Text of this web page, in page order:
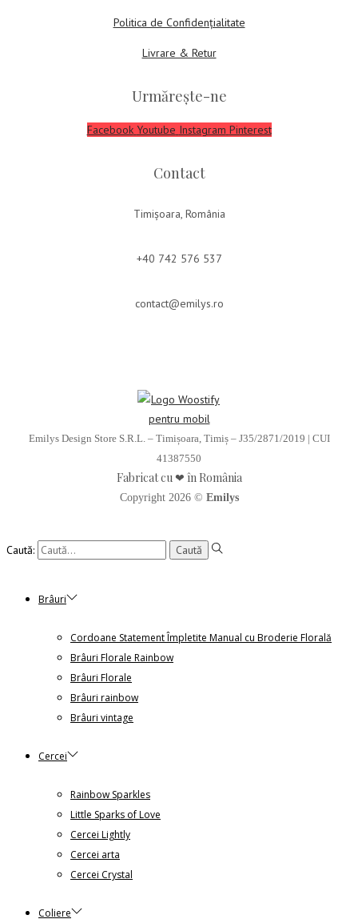
Politica de Confidențialitate
Livrare & Retur
Urmărește-ne
Facebook Youtube Instagram Pinterest
Contact
Timișoara, România
+40 742 576 537
contact@emilys.ro
Emilys Design Store S.R.L. – Timișoara, Timiș – J35/2871/2019 | CUI
41387550
Fabricat cu ❤ în România
Copyright 2026 © Emilys
Caută:
Brâuri
Cordoane Statement Împletite Manual cu Broderie Florală
Brâuri Florale Rainbow
Brâuri Florale
Brâuri rainbow
Brâuri vintage
Cercei
Rainbow Sparkles
Little Sparks of Love
Cercei Lightly
Cercei arta
Cercei Crystal
Coliere